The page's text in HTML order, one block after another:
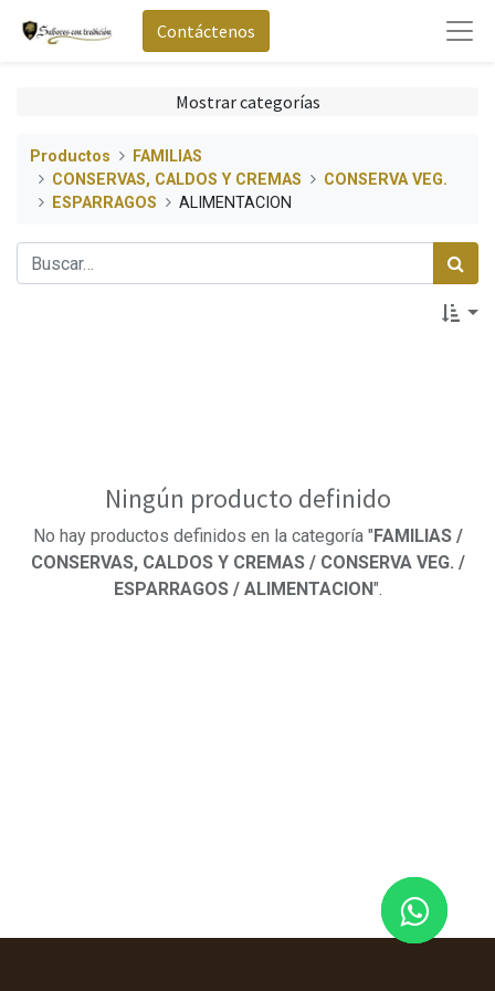
Contáctenos
Mostrar categorías
Productos
FAMILIAS
CONSERVAS, CALDOS Y CREMAS
CONSERVA VEG.
ESPARRAGOS
ALIMENTACION
Ningún producto definido
No hay productos definidos en la categoría " FAMILIAS /
CONSERVAS, CALDOS Y CREMAS / CONSERVA VEG. /
ESPARRAGOS / ALIMENTACION".